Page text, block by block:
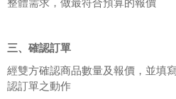
整體需求，做最符合預算的報價
三、確認訂單
經雙方確認商品數量及報價，並填
認訂單之動作